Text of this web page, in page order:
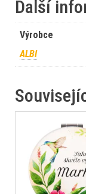
Další
Výrobce
ALBI